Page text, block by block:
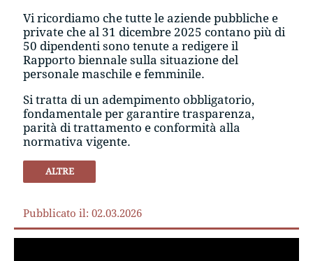
Vi ricordiamo che tutte le aziende pubbliche e
private che al 31 dicembre 2025 contano più di
50 dipendenti sono tenute a redigere il
Rapporto biennale sulla situazione del
personale maschile e femminile.
Si tratta di un adempimento obbligatorio,
fondamentale per garantire trasparenza,
parità di trattamento e conformità alla
normativa vigente.
ALTRE
Pubblicato il: 02.03.2026